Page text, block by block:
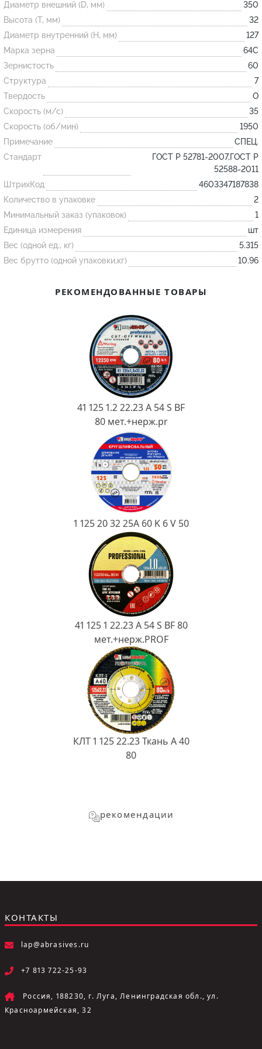
Огнеупорные
изделия
Скачать каталог
Тигель
Муфель
Черпак
Шербер
Трубка
Стержень
Пробка
Подставка
Лодочка
Контакт
Желоб
Диаметр внешний (D, мм)
350
Высота (T, мм)
32
Диаметр внутренний (H, мм)
127
Марка зерна
64С
Зернистость
60
Структура
7
Твердость
O
Скорость (м/с)
35
Скорость (об/мин)
1950
Примечание
СПЕЦ.
Стандарт
ГОСТ Р 52781-2007,ГОСТ Р
52588-2011
ШтрихКод
4603347187838
Количество в упаковке
2
Минимальный заказ (упаковок)
1
Единица измерения
шт
Вес (одной ед., кг)
5.315
Вес брутто (одной упаковки,кг)
10.96
РЕКОМЕНДОВАННЫЕ ТОВАРЫ
41 125 1.2 22.23 A 54 S BF
80 мет.+нерж.pr
1 125 20 32 25А 60 K 6 V 50
41 125 1 22.23 A 54 S BF 80
мет.+нерж.PROF
КЛТ 1 125 22.23 Ткань A 40
80
рекомендации
КОНТАКТЫ
lap@abrasives.ru
+7 813 722-25-93
Россия, 188230, г. Луга, Ленинградская обл., ул.
Красноармейская, 32